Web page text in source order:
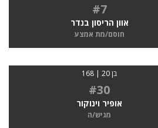
#7
אוון הריסון בנדר
חוסם/מת אמצע
בן 20 | 168
#30
אופיר וינוקור
מגיש/ה